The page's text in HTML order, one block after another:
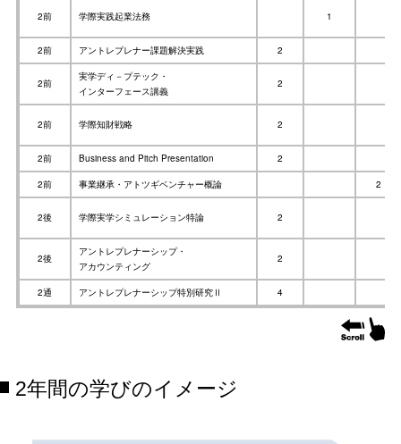
2前 学際実践起業法務 1
2前 アントレプレナー課題解決実践 2
2前
実学ディ－プテック・
インターフェース講義
2
2前 学際知財戦略 2
2前 Business and Pitch Presentation 2
2前 事業継承・アトツギベンチャー概論 2
2後 学際実学シミュレーション特論 2
2後
アントレプレナーシップ・
アカウンティング
2
2通 アントレプレナーシップ特別研究Ⅱ 4
2年間の学びのイメージ